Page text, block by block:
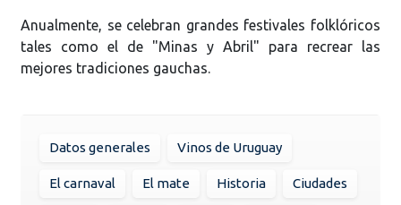
Anualmente, se celebran grandes festivales folklóricos
tales como el de "Minas y Abril" para recrear las
mejores tradiciones gauchas.
Datos generales Vinos de Uruguay
El carnaval El mate Historia Ciudades